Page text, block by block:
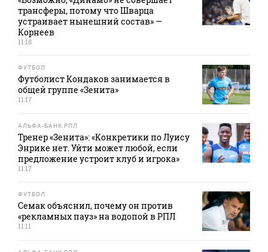
трансферы, потому что Шварца
устраивает нынешний состав» —
Корнеев
11:18
ФУТБОЛ
Футболист Кондаков занимается в
общей группе «Зенита»
11:17
АЛЬФА-БАНК РПЛ
Тренер «Зенита»: «Конкретики по Луису
Энрике нет. Уйти может любой, если
предложение устроит клуб и игрока»
11:17
ФУТБОЛ
Семак объяснил, почему он против
«рекламных пауз» на водопой в РПЛ
11:11